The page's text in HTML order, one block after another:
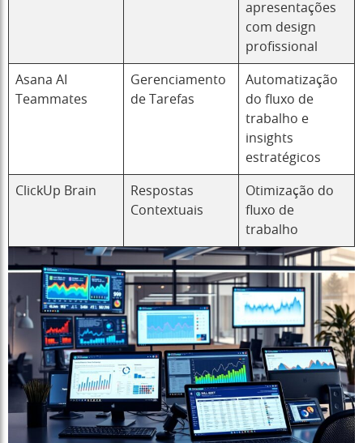
apresentações
com design
profissional
Asana AI
Teammates
Gerenciamento
de Tarefas
Automatização
do fluxo de
trabalho e
insights
estratégicos
ClickUp Brain
Respostas
Contextuais
Otimização do
fluxo de
trabalho